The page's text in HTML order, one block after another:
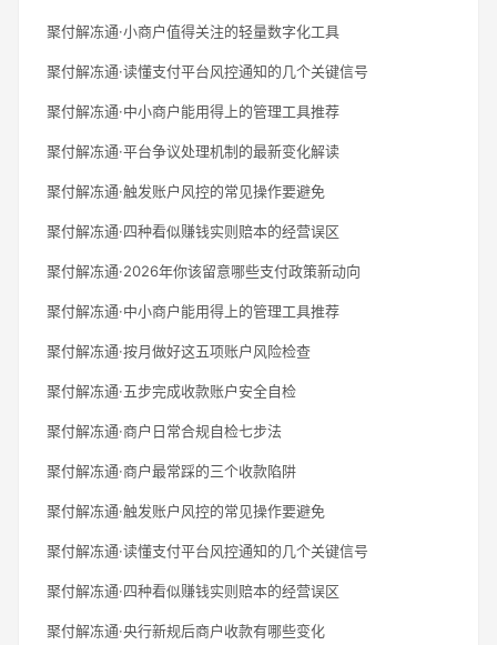
聚付解冻通·小商户值得关注的轻量数字化工具
聚付解冻通·读懂支付平台风控通知的几个关键信号
聚付解冻通·中小商户能用得上的管理工具推荐
聚付解冻通·平台争议处理机制的最新变化解读
聚付解冻通·触发账户风控的常见操作要避免
聚付解冻通·四种看似赚钱实则赔本的经营误区
聚付解冻通·2026年你该留意哪些支付政策新动向
聚付解冻通·中小商户能用得上的管理工具推荐
聚付解冻通·按月做好这五项账户风险检查
聚付解冻通·五步完成收款账户安全自检
聚付解冻通·商户日常合规自检七步法
聚付解冻通·商户最常踩的三个收款陷阱
聚付解冻通·触发账户风控的常见操作要避免
聚付解冻通·读懂支付平台风控通知的几个关键信号
聚付解冻通·四种看似赚钱实则赔本的经营误区
聚付解冻通·央行新规后商户收款有哪些变化